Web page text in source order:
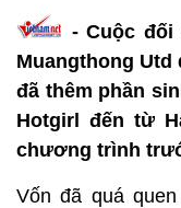
- Cuộc đối
Muangthong Utd
đã thêm phần
Hotgirl đến từ
chương trình
Vốn đã quá